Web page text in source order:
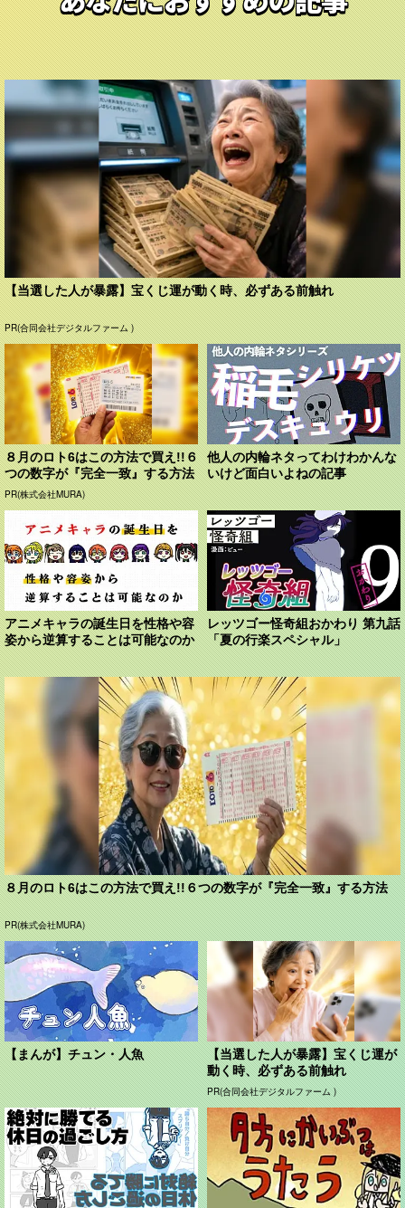
【当選した人が暴露】宝くじ運が動く時、必ずある前触れ
PR(合同会社デジタルファーム )
８月のロト6はこの方法で買え!!６
つの数字が『完全一致』する方法
PR(株式会社MURA)
他人の内輪ネタってわけわかんな
いけど面白いよねの記事
アニメキャラの誕生日を性格や容
姿から逆算することは可能なのか
レッツゴー怪奇組おかわり 第九話
「夏の行楽スペシャル」
８月のロト6はこの方法で買え!!６つの数字が『完全一致』する方法
PR(株式会社MURA)
【まんが】チュン・人魚
【当選した人が暴露】宝くじ運が
動く時、必ずある前触れ
PR(合同会社デジタルファーム )